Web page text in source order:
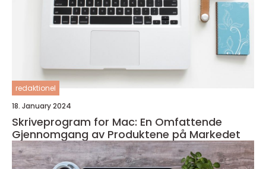
redaktionel
18. January 2024
Skriveprogram for Mac: En Omfattende
Gjennomgang av Produktene på Markedet